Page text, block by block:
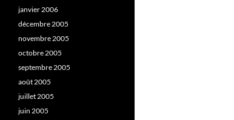
janvier 2006
décembre 2005
novembre 2005
octobre 2005
septembre 2005
août 2005
juillet 2005
juin 2005